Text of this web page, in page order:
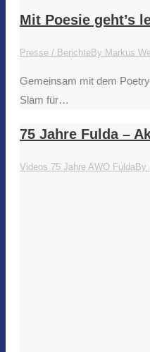
Mit Poesie geht’s
Presse / BerichteBy Markus
Gemeinsam mit dem
Slam für…
75 Jahre Fulda –
Videos 75 Jahre AWO FuldaBy